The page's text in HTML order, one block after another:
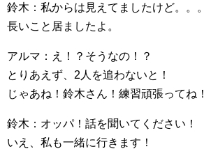
鈴木：私からは見えてましたけど。。。
長いこと居ましたよ。
アルマ：え！？そうなの！？
とりあえず、2人を追わないと！
じゃあね！鈴木さん！練習頑張ってね！
鈴木：オッパ！話を聞いてください！
いえ、私も一緒に行きます！